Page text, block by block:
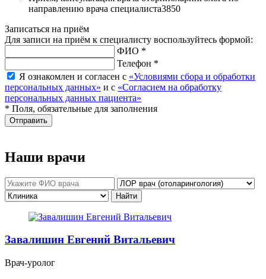
направлению врача специалиста3850
Записаться на приём
Для записи на приём к специалисту воспользуйтесь формой:
ФИО *
Телефон *
Я ознакомлен и согласен с «Условиями сбора и обработки
персональных данных» и с «Согласием на обработку
персональных данных пациента»
* Поля, обязательные для заполнения
Отправить
Наши врачи
Завалишин Евгений Витальевич
Врач-уролог